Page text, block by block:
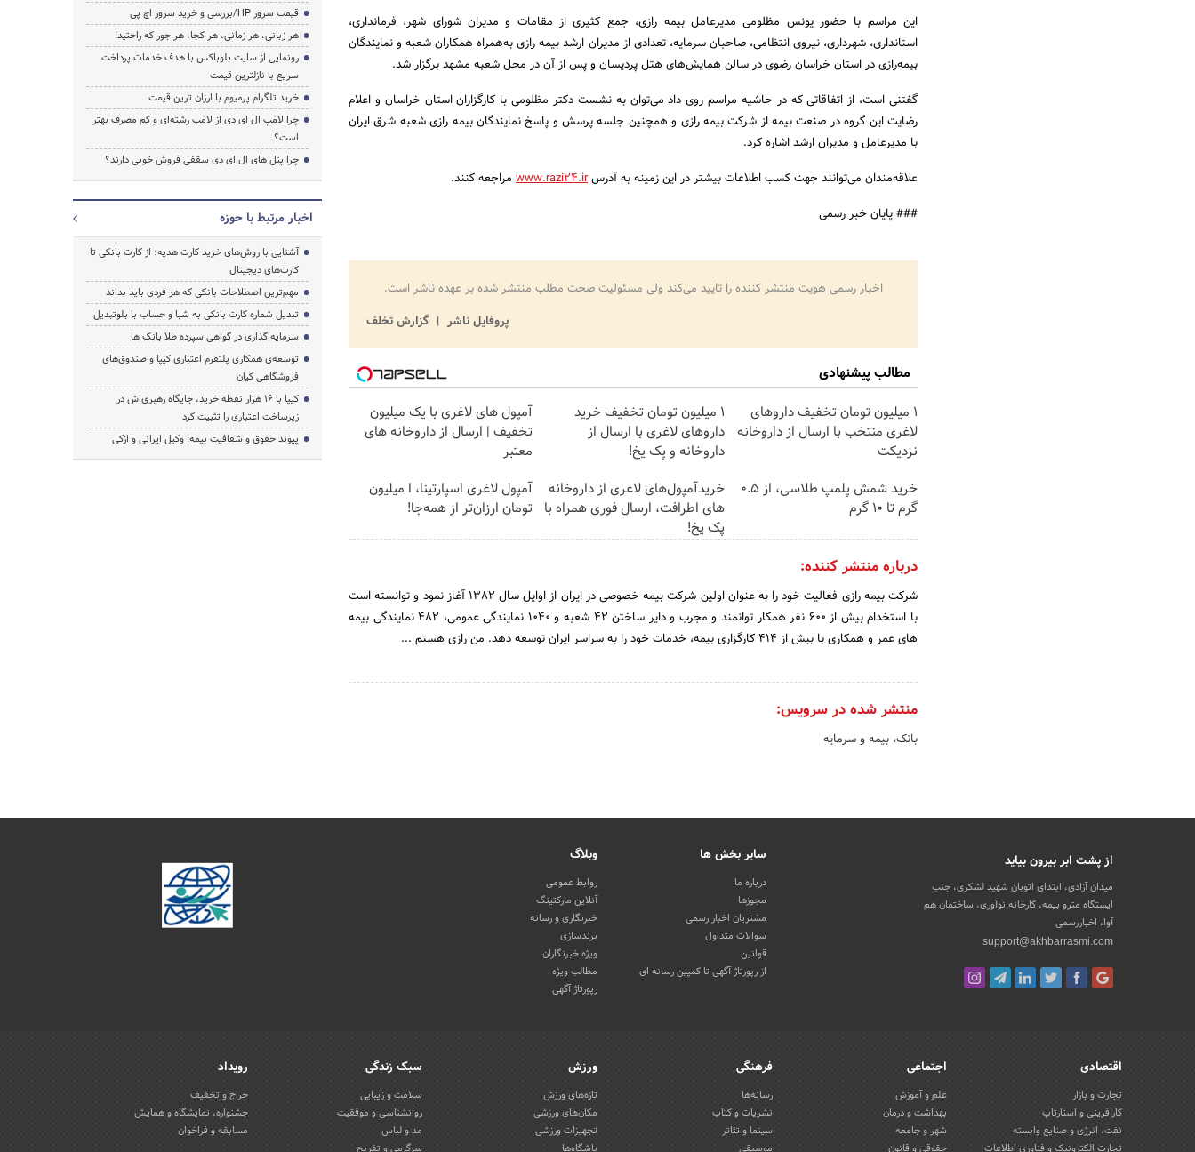
این مراسم با حضور یونس مظلومی مدیرعامل بیمه رازی، جمع کثیری از مقامات و مدیران شورای شهر، فرمانداری،
استانداری، شهرداری، نیروی انتظامی، صاحبان سرمایه، تعدادی از مدیران ارشد بیمه رازی به‌همراه همکاران شعبه و نمایندگان
بیمه‌رازی در استان خراسان رضوی در سالن همایش‌های هتل پردیسان و پس از آن در محل شعبه مشهد برگزار شد.
گفتنی است، از اتفاقاتی که در حاشیه مراسم روی داد می‌توان به نشست دکتر مظلومی با کارگزاران استان خراسان و اعلام
رضایت این گروه در صنعت بیمه از شرکت بیمه رازی و همچنین جلسه پرسش و پاسخ نمایندگان بیمه رازی شعبه شرق ایران
با مدیرعامل و مدیران ارشد اشاره کرد.
علاقه‌مندان می‌توانند جهت کسب اطلاعات بیشتر در این زمینه به آدرسwww.razi24.ir مراجعه کنند.
### پایان خبر رسمی
اخبار رسمی هویت منتشر کننده را تایید می‌کند ولی مسئولیت صحت مطلب منتشر شده بر عهده ناشر است.
پروفایل ناشر
گزارش تخلف
مطالب پیشنهادی
۱ میلیون تومان تخفیف داروهای
لاغری منتخب با ارسال از داروخانه
نزدیکت
1 میلیون تومان تخفیف خرید
داروهای لاغری با ارسال از
داروخانه و پک یخ!
آمپول های لاغری با یک میلیون
تخفیف | ارسال از داروخانه های
معتبر
خرید شمش پلمپ طلاسی، از ۰.۵
گرم تا ۱۰ گرم
خریدآمپول‌های لاغری از داروخانه
های اطرافت، ارسال فوری همراه با
پک یخ!
آمپول لاغری اسپارتینا، ا میلیون
تومان ارزان‌تر از همه‌جا!
درباره منتشر کننده:
شرکت بیمه رازی فعالیت خود را به عنوان اولین شرکت بیمه خصوصی در ایران از اوایل سال 1382 آغاز نمود و توانسته است
با استخدام بیش از 600 نفر همکار توانمند و مجرب و دایر ساختن 42 شعبه و 1040 نمایندگی عمومی، 482 نمایندگی بیمه
های عمر و همکاری با بیش از 414 کارگزاری بیمه، خدمات خود را به سراسر ایران توسعه دهد. من رازی هستم ...
منتشر شده در سرویس:
بانک، بیمه و سرمایه
قیمت سرور HP/بررسی و خرید سرور اچ پی
هر زبانی، هر زمانی، هر کجا، هر جور که راحتید!
رونمایی از سایت بلوباکس با هدف خدمات پرداخت
سریع با نازلترین قیمت
خرید تلگرام پرمیوم با ارزان ترین قیمت
چرا لامپ ال ای دی از لامپ رشته‌ای و کم مصرف بهتر
است؟
چرا پنل های ال ای دی سقفی فروش خوبی دارند؟
اخبار مرتبط با حوزه
آشنایی با روش‌های خرید کارت هدیه؛ از کارت بانکی تا
کارت‌های دیجیتال
مهم‌ترین اصطلاحات بانکی که هر فردی باید بداند
تبدیل شماره کارت بانکی به شبا و حساب با بلوتبدیل
سرمایه گذاری در گواهی سپرده طلا بانک ها
توسعه‌ی همکاری‌ پلتفرم اعتباری کیپا و صندوق‌های
فروشگاهی کیان
کیپا با ۱۶ هزار نقطه خرید، جایگاه رهبری‌اش در
زیرساخت اعتباری را تثبیت کرد
پیوند حقوق و شفافیت بیمه: وکیل ایرانی و ازکی
از پشت ابر بیرون بیاید
میدان آزادی، ابتدای اتوبان شهید لشکری، جنب
ایستگاه مترو بیمه، کارخانه نوآوری، ساختمان هم
آوا، اخباررسمی
support@akhbarrasmi.com
سایر بخش ها
درباره ما
مجوزها
مشتریان اخبار رسمی
سوالات متداول
قوانین
از رپورتاژ آگهی تا کمپین رسانه ای
وبلاگ
روابط عمومی
آنلاین مارکتینگ
خبرنگاری و رسانه
برندسازی
ویژه خبرنگاران
مطالب ویژه
رپورتاژ آگهی
اقتصادی
تجارت و بازار
کارآفرینی و استارتاپ
نفت، انرژی و صنایع وابسته
تجارت الکترونیک و فناوری اطلاعات
اجتماعی
علم و آموزش
بهداشت و درمان
شهر و جامعه
حقوقی و قانون
فرهنگی
رسانه‌ها
نشریات و کتاب
سینما و تئاتر
موسیقی
ورزش
تازه‌های ورزش
مکان‌های ورزشی
تجهیزات ورزشی
باشگاه‌ها
سبک زندگی
سلامت و زیبایی
روانشناسی و موفقیت
مد و لباس
سرگرمی و تفریح
رویداد
حراج و تخفیف
جشنواره، نمایشگاه و همایش
مسابقه و فراخوان